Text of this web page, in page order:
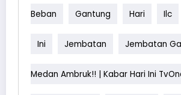
Beban Gantung Hari Ilc
Ini Jembatan Jembatan
Medan Ambruk!! | Kabar Hari Ini